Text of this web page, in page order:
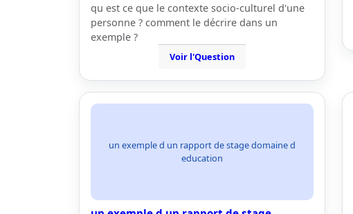
qu est ce que le contexte socio-culturel d'une
personne ? comment le décrire dans un
exemple ?
Voir l'Question
un exemple d un rapport de stage domaine d
education